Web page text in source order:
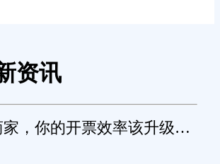
资讯
，你的开票效率该升级